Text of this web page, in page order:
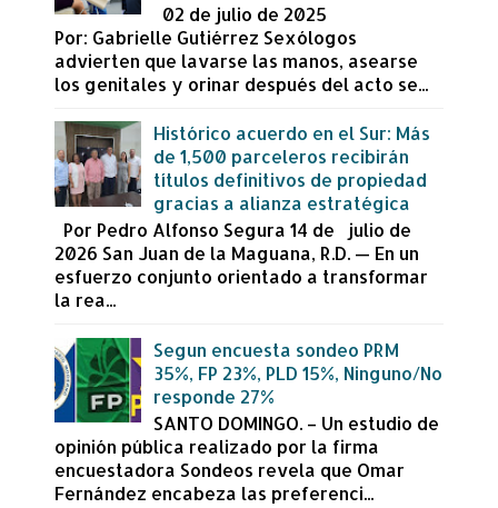
02 de julio de 2025
Por: Gabrielle Gutiérrez Sexólogos
advierten que lavarse las manos, asearse
los genitales y orinar después del acto se...
Histórico acuerdo en el Sur: Más
de 1,500 parceleros recibirán
títulos definitivos de propiedad
gracias a alianza estratégica
Por Pedro Alfonso Segura 14 de julio de
2026 San Juan de la Maguana, R.D. — En un
esfuerzo conjunto orientado a transformar
la rea...
Segun encuesta sondeo PRM
35%, FP 23%, PLD 15%, Ninguno/No
responde 27%
SANTO DOMINGO. – Un estudio de
opinión pública realizado por la firma
encuestadora Sondeos revela que Omar
Fernández encabeza las preferenci...